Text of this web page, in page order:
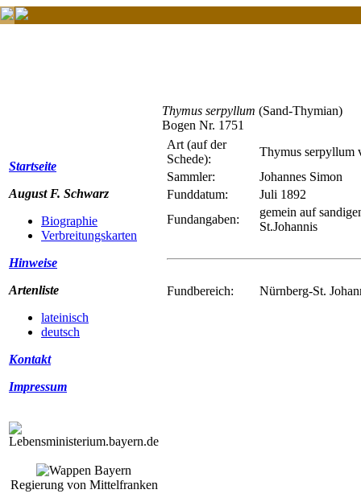
Startseite
August F. Schwarz
Biographie
Verbreitungskarten
Hinweise
Artenliste
lateinisch
deutsch
Kontakt
Impressum
Regierung von Mittelfranken
Thymus serpyllum (Sand-Thymian)
Bogen Nr. 1751
Art (auf der
Schede):
Thymus serpyllum
Sammler:
Johannes Simon
Funddatum:
Juli 1892
Fundangaben:
gemein auf
St.Johannis
Fundbereich: Nürnberg-St.